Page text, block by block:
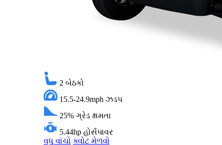
2 બેઠકો
15.5-24.9mph ઝડપ
25% ગ્રેડ ક્ષમતા
5.44hp હોર્સપાવર
વધુ વાંચો ક્વોટ મેળવો